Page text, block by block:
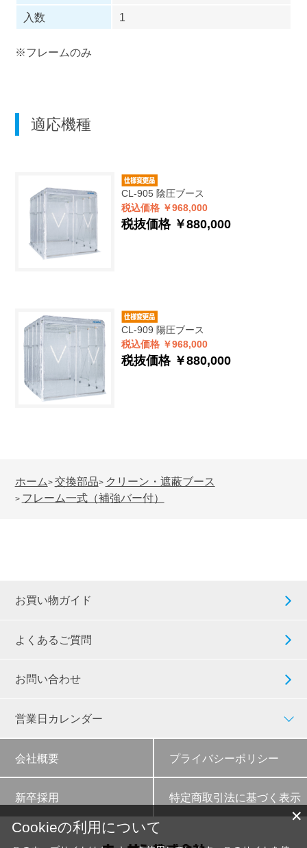
入数
1
※フレームのみ
適応機種
CL-905 陰圧ブース
税込価格 ￥968,000
税抜価格 ￥880,000
CL-909 陽圧ブース
税込価格 ￥968,000
税抜価格 ￥880,000
ホーム> 交換部品> クリーン・遮蔽ブース
> フレーム一式（補強バー付）
お買い物ガイド
よくあるご質問
お問い合わせ
営業日カレンダー
会社概要 プライバシーポリシー
新卒採用 特定商取引法に基づく表示
✕
Cookieの利用について